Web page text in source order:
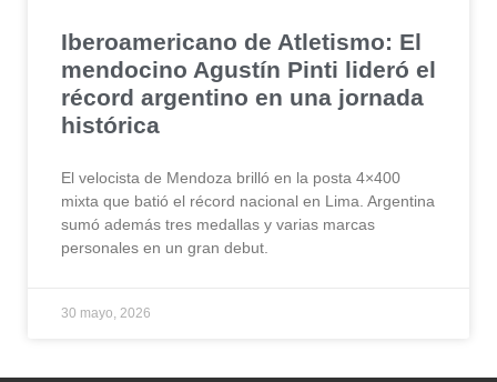
Iberoamericano de Atletismo: El
mendocino Agustín Pinti lideró el
récord argentino en una jornada
histórica
El velocista de Mendoza brilló en la posta 4×400
mixta que batió el récord nacional en Lima. Argentina
sumó además tres medallas y varias marcas
personales en un gran debut.
30 mayo, 2026